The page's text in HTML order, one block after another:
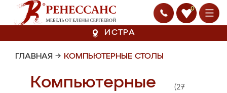
0
ИСТРА
ГЛАВНАЯ → КОМПЬЮТЕРНЫЕ СТОЛЫ
Компьютерные
(27